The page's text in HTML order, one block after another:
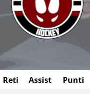
Reti Assist Punti